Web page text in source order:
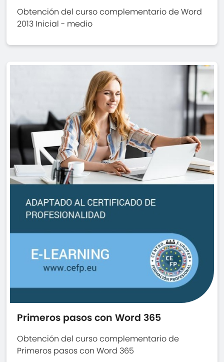
Obtención del curso complementario de Word
2013 Inicial - medio
Primeros pasos con Word 365
Obtención del curso complementario de
Primeros pasos con Word 365